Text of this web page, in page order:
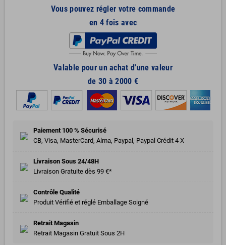
Vous pouvez régler votre commande
en 4 fois avec
Valable pour un achat d'une valeur
de 30 à 2000 €
Paiement 100 % Sécurisé
CB, Visa, MasterCard, Alma, Paypal, Paypal Crédit 4 X
Livraison Sous 24/48H
Livraison Gratuite dès 99 €*
Contrôle Qualité
Produit Vérifié et réglé Emballage Soigné
Retrait Magasin
Retrait Magasin Gratuit Sous 2H